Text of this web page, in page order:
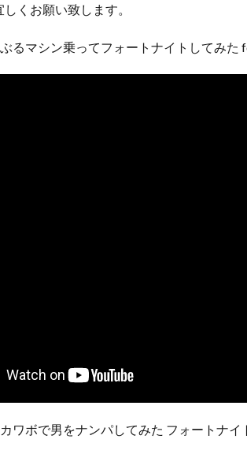
くお願い致します。
るマシン乗ってフォートナイトしてみた
ワボで男をナンパしてみた フォートナ